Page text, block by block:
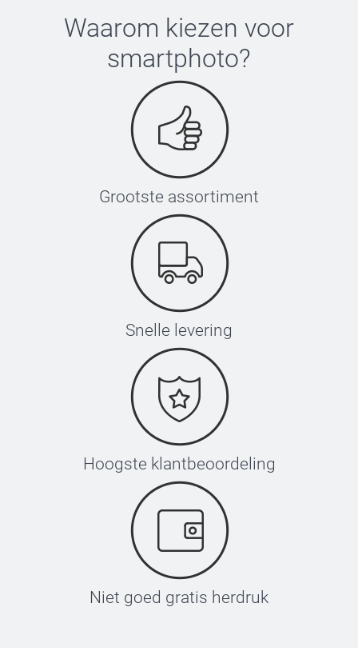
XS-S
52-54 cm
S-M
54-56 cm
M-L
56-58 cm
L-XL
58-60 cm
Waarom kiezen voor
smartphoto?
Grootste assortiment
Snelle levering
Hoogste klantbeoordeling
Niet goed gratis herdruk